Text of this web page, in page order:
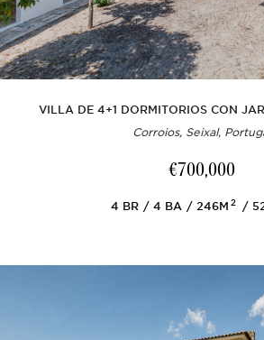
VILLA DE 4+1 DORMITORIOS CON
Corroios, Seixal,
€700,000
4 BR 4 BA 246M2